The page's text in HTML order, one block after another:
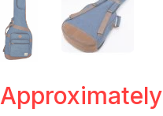
Approximately